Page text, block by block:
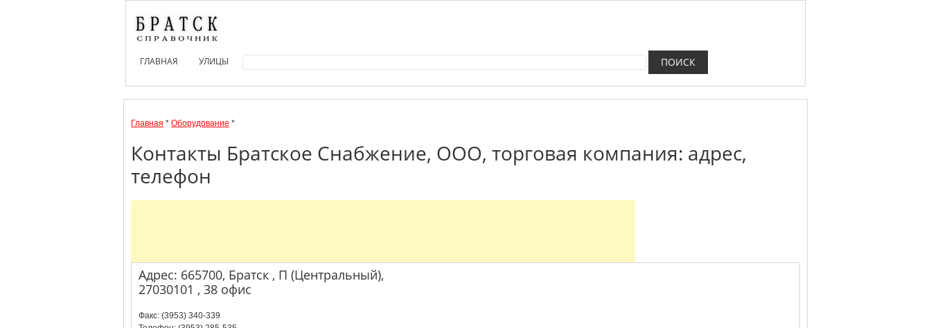
ГЛАВНАЯ УЛИЦЫ
Главная * Оборудование *
Контакты Братское Снабжение, ООО, торговая компания: адрес,
телефон
Адрес: 665700, Братск , П (Центральный),
27030101 , 38 офис
Факс: (3953) 340-339